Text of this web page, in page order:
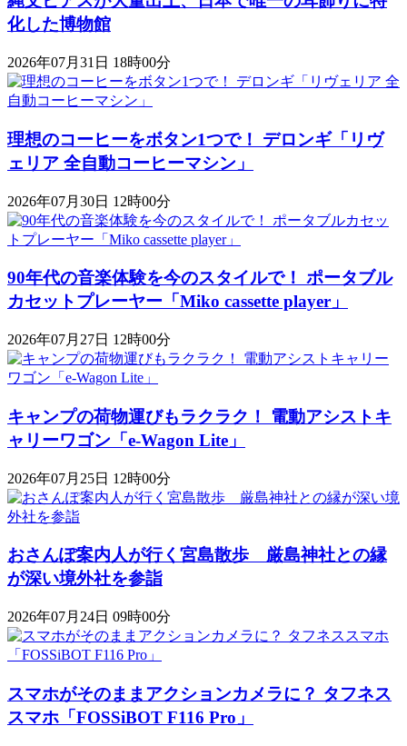
化した博物館
2026年07月31日 18時00分
理想のコーヒーをボタン1つで！ デロンギ「リヴ
ェリア 全自動コーヒーマシン」
2026年07月30日 12時00分
90年代の音楽体験を今のスタイルで！ ポータブル
カセットプレーヤー「Miko cassette player」
2026年07月27日 12時00分
キャンプの荷物運びもラクラク！ 電動アシストキ
ャリーワゴン「​​e-Wagon Lite」
2026年07月25日 12時00分
おさんぽ案内人が行く宮島散歩 厳島神社との縁
が深い境外社を参詣
2026年07月24日 09時00分
スマホがそのままアクションカメラに？ タフネス
スマホ「FOSSiBOT F116 Pro」